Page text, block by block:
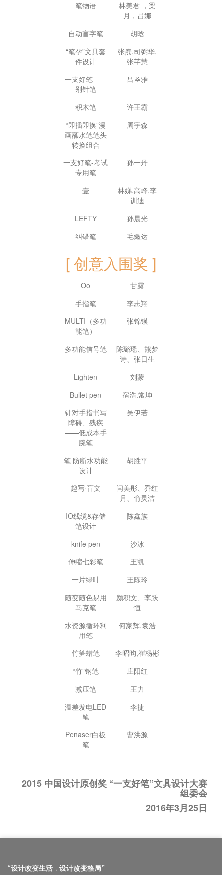
笔物语
林美君 ，梁
月，吕娜
自动盲字笔
胡晗
“笔孕”文具套
件设计
张焘,司弼华,
张芊慧
一支好笔——
别针笔
吕圣雅
积木笔
许王霸
“即插即换”漫
画蘸水笔笔头
转换组合
周宇森
一支好笔-考试
专用笔
孙一丹
壹
林娣,高峰,李
训迪
LEFTY
孙晨光
纠错笔
毛鑫达
[ 创意入围奖 ]
Oo
甘露
手指笔
李志翔
MULTI（多功
能笔）
张锦锳
多功能信号笔
陈璐瑶、熊梦
诗、张日生
Lighten
刘蒙
Bullet pen
宿浩,常坤
针对手指书写
障碍、残疾
——低成本手
腕笔
吴伊若
笔 防断水功能
设计
胡胜平
趣写·盲文
闫美彤、乔红
月、俞灵洁
IO线缆&存储
笔设计
陈鑫族
knife pen
沙冰
伸缩七彩笔
王凯
一片绿叶
王陈玲
随变随色易用
马克笔
颜积文、李跃
恒
水资源循环利
用笔
何家辉,袁浩
竹笋蜡笔
李昭昀,崔杨彬
“竹”钢笔
庄阳红
减压笔
王力
温差发电LED
笔
李捷
Penaser白板
笔
曹洪源
2015 中国设计原创奖 “一支好笔”文具设计大赛
组委会
2016年3月25日
“设计改变生活，设计改变格局”